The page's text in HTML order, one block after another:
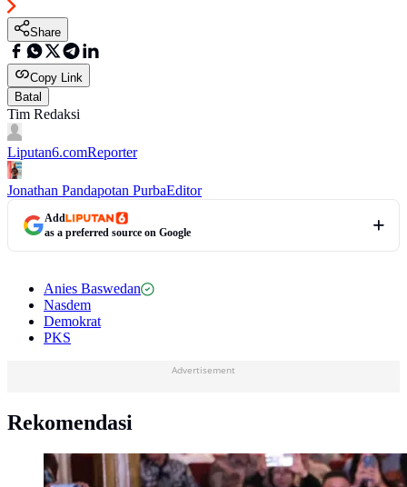
Share
Copy Link
Batal
Tim Redaksi
Liputan6.comReporter
Jonathan Pandapotan PurbaEditor
Add
as a preferred source on Google
Anies Baswedan
Nasdem
Demokrat
PKS
Advertisement
Rekomendasi